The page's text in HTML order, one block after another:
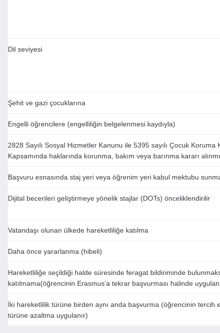
Dil seviyesi
Şehit ve gazi çocuklarına
Engelli öğrencilere (engelliliğin belgelenmesi kaydıyla)
2828 Sayılı Sosyal Hizmetler Kanunu ile 5395 sayılı Çocuk Koruma
Kapsamında haklarında korunma, bakım veya barınma kararı
Başvuru esnasında staj yeri veya öğrenim yeri kabul mektubu
Dijital becerileri geliştirmeye yönelik stajlar (DOTs) önceliklendirilir
Vatandaşı olunan ülkede hareketliliğe katılma
Daha önce yararlanma (hibeli)
Hareketliliğe seçildiği halde süresinde feragat bildiriminde
katılmama(öğrencinin Erasmus’a tekrar başvurması halinde
İki hareketlilik türüne birden aynı anda başvurma (öğrencinin tercih
türüne azaltma uygulanır)